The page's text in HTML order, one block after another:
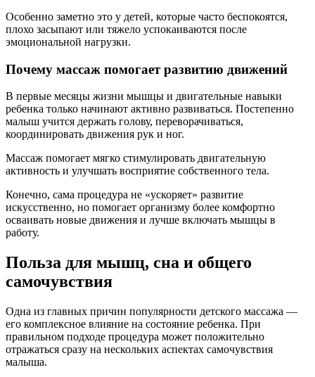
Особенно заметно это у детей, которые часто беспокоятся,
плохо засыпают или тяжело успокаиваются после
эмоциональной нагрузки.
Почему массаж помогает развитию движений
В первые месяцы жизни мышцы и двигательные навыки
ребенка только начинают активно развиваться. Постепенно
малыш учится держать голову, переворачиваться,
координировать движения рук и ног.
Массаж помогает мягко стимулировать двигательную
активность и улучшать восприятие собственного тела.
Конечно, сама процедура не «ускоряет» развитие
искусственно, но помогает организму более комфортно
осваивать новые движения и лучше включать мышцы в
работу.
Польза для мышц, сна и общего
самочувствия
Одна из главных причин популярности детского массажа —
его комплексное влияние на состояние ребенка. При
правильном подходе процедура может положительно
отражаться сразу на нескольких аспектах самочувствия
малыша.